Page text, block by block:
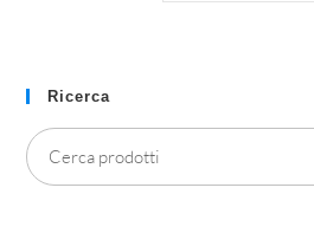
Ricerca